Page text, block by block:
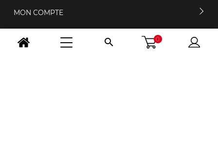
MON COMPTE
CONTACTEZ-NOUS
 0